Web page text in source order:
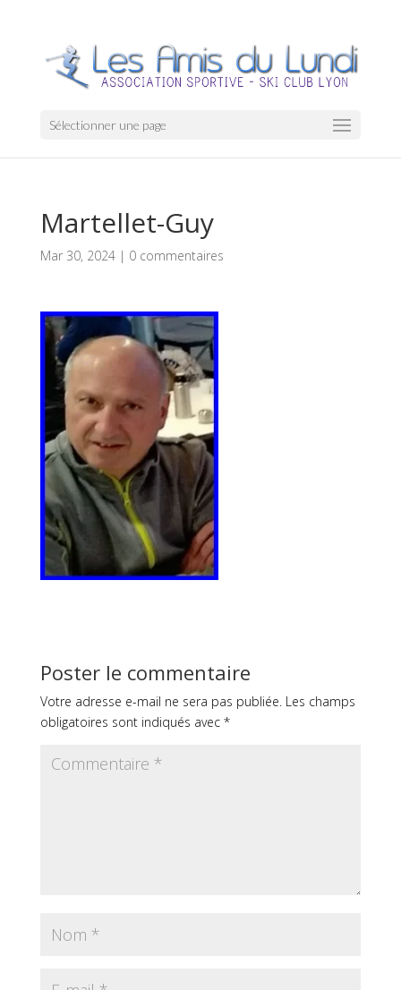
Sélectionner une page
Martellet-Guy
Mar 30, 2024| 0 commentaires
Poster le commentaire
Votre adresse e-mail ne sera pas publiée. Les champs
obligatoires sont indiqués avec *